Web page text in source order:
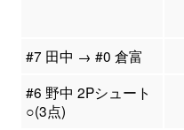
#7 田中 → #0 倉富
#6 野中 2Pシュート
○(3点)